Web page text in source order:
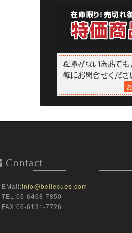
Contact
EMail:info@bellecues.com
TEL:06-6468-7850
FAX:06-6131-7726